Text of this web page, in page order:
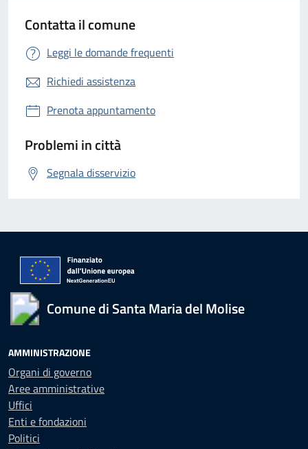
Contatta il comune
Leggi le domande frequenti
Richiedi assistenza
Prenota appuntamento
Problemi in città
Segnala disservizio
Comune di Santa Maria del Molise
AMMINISTRAZIONE
Organi di governo
Aree amministrative
Uffici
Enti e fondazioni
Politici